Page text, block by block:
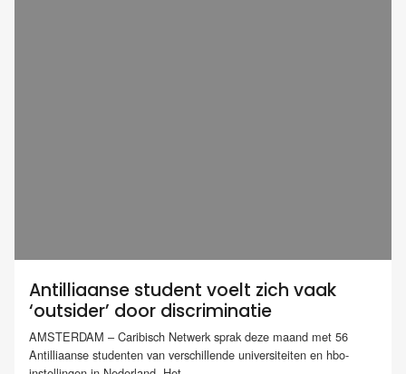
Antilliaanse student voelt zich vaak
‘outsider’ door discriminatie
AMSTERDAM – Caribisch Netwerk sprak deze maand met 56
Antilliaanse studenten van verschillende universiteiten en hbo-